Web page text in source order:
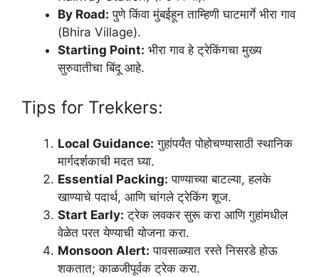
By Road: पुणे किंवा मुंबईहून ताम्हिणी घाटमार्गे भीरा गाव
(Bhira Village).
Starting Point: भीरा गाव हे ट्रेकिंगचा मुख्य
सुरुवातीचा बिंदू आहे.
Tips for Trekkers:
Local Guidance: गुहांपर्यंत पोहोचण्यासाठी स्थानिक
मार्गदर्शकाची मदत घ्या.
Essential Packing: पाण्याच्या बाटल्या, हलके
खाण्याचे पदार्थ, आणि चांगले ट्रेकिंग शूज.
Start Early: ट्रेक लवकर सुरू करा आणि गुहांमधील
वेळेत परत येण्याची योजना करा.
Monsoon Alert: पावसाळ्यात रस्ते निसरडे होऊ
शकतात; काळजीपूर्वक ट्रेक करा.